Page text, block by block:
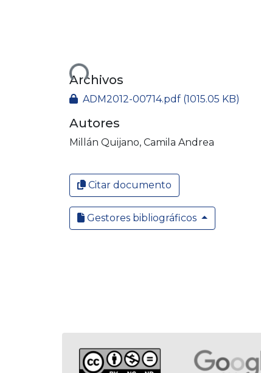
Cargando...Archivos
ADM2012-00714.pdf (1015.05 KB)
Autores
Millán Quijano, Camila Andrea
Citar documento
Gestores bibliográficos